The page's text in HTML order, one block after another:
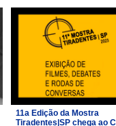
11a Edição da Mostra
Tiradentes|SP chega ao